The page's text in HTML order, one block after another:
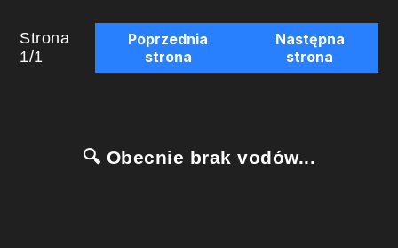
Strona
1/1
Poprzednia
strona
Następna
strona
🔍 Obecnie brak vodów...